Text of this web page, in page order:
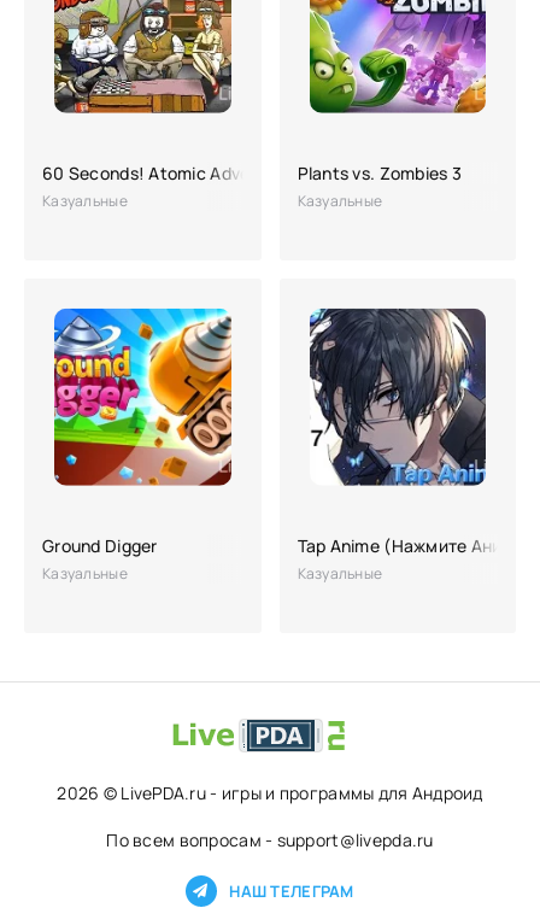
60 Seconds! Atomic Adventure
Казуальные
Plants vs. Zombies 3
Казуальные
Ground Digger
Казуальные
Tap Anime (Нажмите Аниме,
Казуальные
2026 © LivePDA.ru - игры и программы для Андроид
По всем вопросам - support@livepda.ru
НАШ ТЕЛЕГРАМ